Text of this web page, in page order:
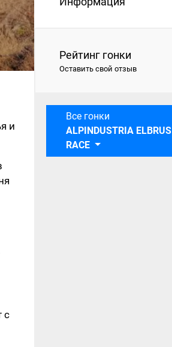
и
с
Рейтинг гонки
Оставить свой отзыв
Все гонки
ALPINDUSTRIA ELBRUS
RACE